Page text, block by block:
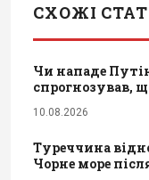
СХОЖІ
Чи нападе
спрогнозував,
10.08.2026
Туреччина
Чорне море